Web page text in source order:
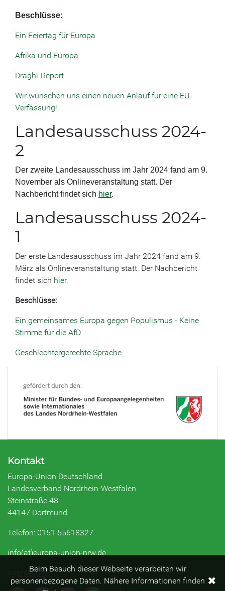
Beschlüsse:
Ein Feiertag für Europa
Afrika und Europa
Draghi-Report
Wir wünschen uns einen neuen Anlauf für eine EU-
Verfassung!
Landesausschuss 2024-
2
Der zweite Landesausschuss im Jahr 2024 fand am 9.
November als Onlineveranstaltung statt. Der
Nachbericht findet sich hier.
Landesausschuss 2024-
1
Der erste Landesausschuss im Jahr 2024 fand am 9.
März als Onlineveranstaltung statt. Der Nachbericht
findet sich hier.
Beschlüsse:
Ein gemeinsames Europa gegen Populismus - Keine
Stimme für die AfD
Geschlechtergerechte Sprache
Kontakt
Europa-Union Deutschland
Landesverband Nordrhein-Westfalen
Steinstraße 48
44147 Dortmund
Telefon: 0151 55618327
info(at)europa-union-nrw.de
ImpressumBeim Besuch dieser Webseite verarbeiten wir
personenbezogene Daten. Nähere Informationen finden ✖